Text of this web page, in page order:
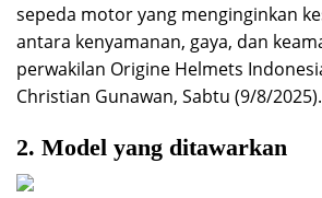
sepeda motor yang menginginkan
antara kenyamanan, gaya, dan
perwakilan Origine Helmets
Christian Gunawan, Sabtu (9/8/2025).
2. Model yang ditawarkan